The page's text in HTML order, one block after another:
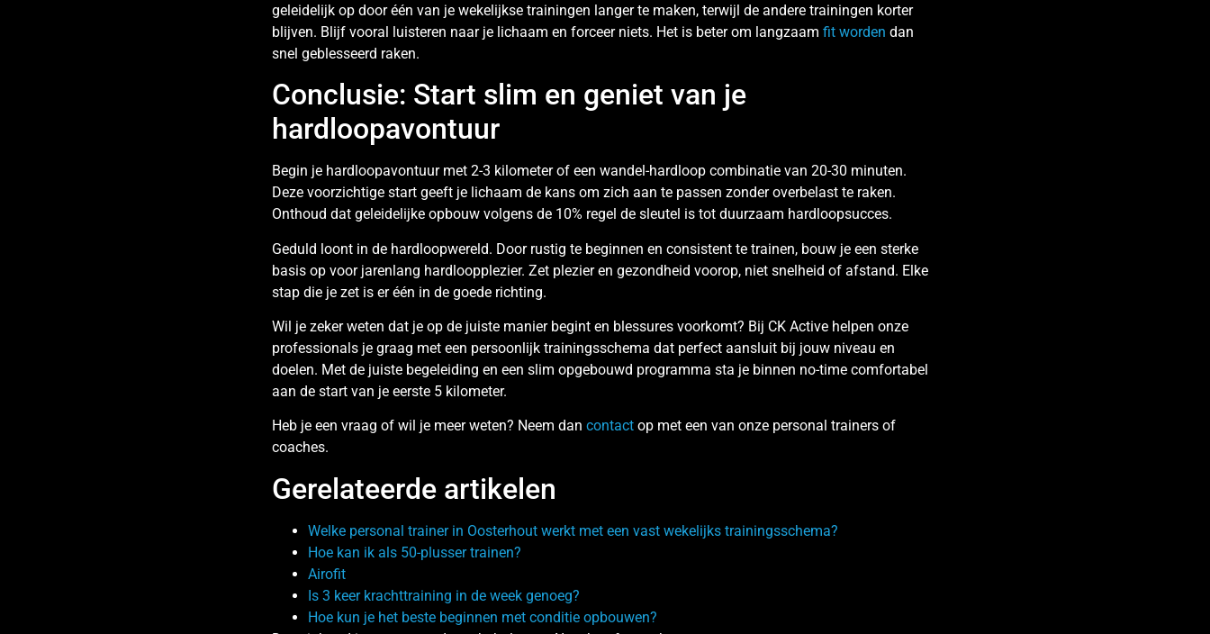
geleidelijk op door één van je wekelijkse trainingen langer te maken, terwijl de andere trainingen korter
blijven. Blijf vooral luisteren naar je lichaam en forceer niets. Het is beter om langzaam fit worden dan
snel geblesseerd raken.
Conclusie: Start slim en geniet van je
hardloopavontuur
Begin je hardloopavontuur met 2-3 kilometer of een wandel-hardloop combinatie van 20-30 minuten.
Deze voorzichtige start geeft je lichaam de kans om zich aan te passen zonder overbelast te raken.
Onthoud dat geleidelijke opbouw volgens de 10% regel de sleutel is tot duurzaam hardloopsucces.
Geduld loont in de hardloopwereld. Door rustig te beginnen en consistent te trainen, bouw je een sterke
basis op voor jarenlang hardloopplezier. Zet plezier en gezondheid voorop, niet snelheid of afstand. Elke
stap die je zet is er één in de goede richting.
Wil je zeker weten dat je op de juiste manier begint en blessures voorkomt? Bij CK Active helpen onze
professionals je graag met een persoonlijk trainingsschema dat perfect aansluit bij jouw niveau en
doelen. Met de juiste begeleiding en een slim opgebouwd programma sta je binnen no-time comfortabel
aan de start van je eerste 5 kilometer.
Heb je een vraag of wil je meer weten? Neem dan contact op met een van onze personal trainers of
coaches.
Gerelateerde artikelen
Welke personal trainer in Oosterhout werkt met een vast wekelijks trainingsschema?
Hoe kan ik als 50-plusser trainen?
Airofit
Is 3 keer krachttraining in de week genoeg?
Hoe kun je het beste beginnen met conditie opbouwen?